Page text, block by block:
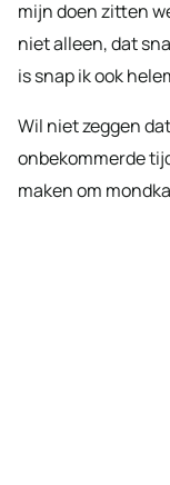
mijn doen zitten
niet alleen, dat
is snap ik ook
Wil niet zeggen
onbekommerde
maken om